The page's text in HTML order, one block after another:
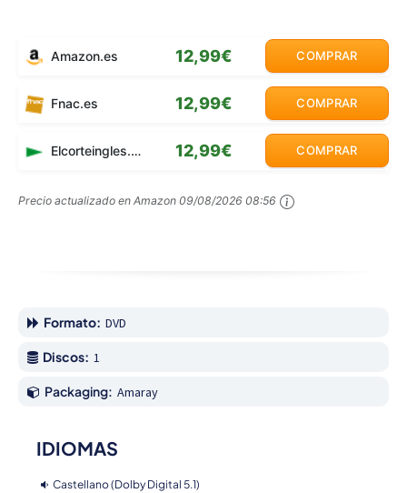
Amazon.es 12,99€ COMPRAR
Fnac.es 12,99€ COMPRAR
Elcorteingles.es 12,99€ COMPRAR
Precio actualizado en Amazon 09/08/2026 08:56
Formato: DVD
Discos: 1
Packaging: Amaray
IDIOMAS
Castellano (Dolby Digital 5.1)